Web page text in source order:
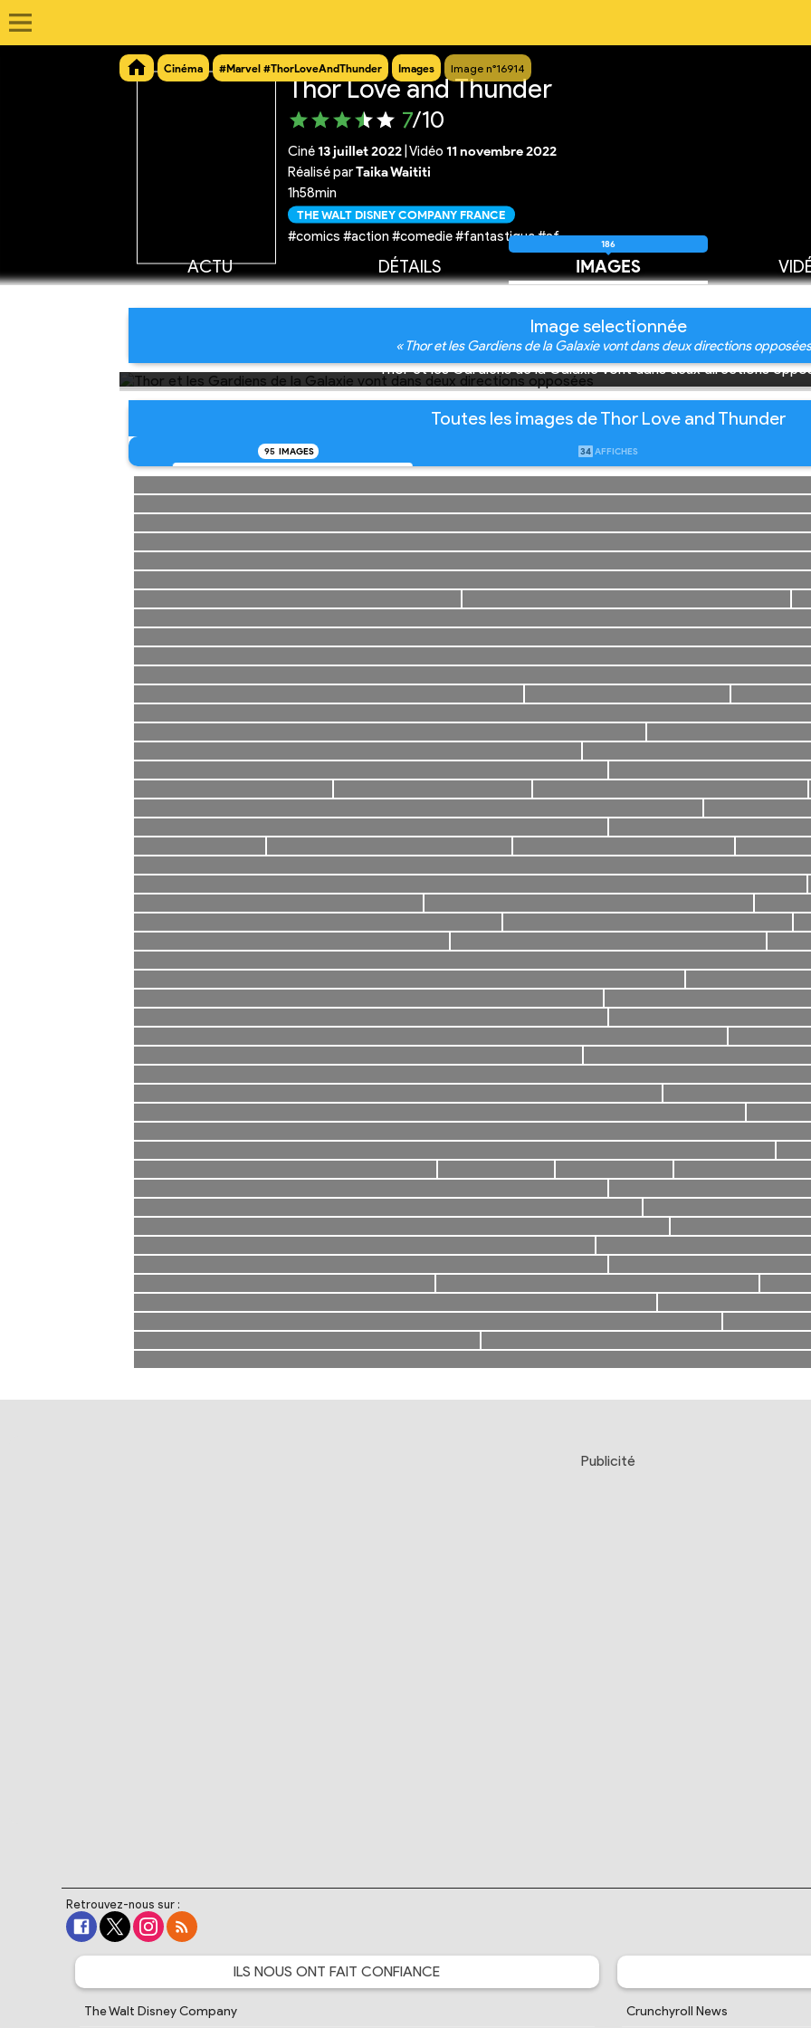
Cinéma #Marvel #ThorLoveAndThunder Images Image n°16914
Thor Love and Thunder
7/10
Ciné13 juillet 2022 Vidéo 11 novembre 2022
Réalisé parTaika Waititi
1h58min
THE WALT DISNEY COMPANY FRANCE
#comics #action #comedie #fantastique #sf
ACTU DÉTAILS IMAGES
186
Image selectionnée
« Thor et les Gardiens de la Galaxie vont dans deux directions
Thor et les Gardiens de la Galaxie vont dans deux directions
Toutes les images de Thor Love and Thunder
95 IMAGES 34 AFFICHES
Publicité
Retrouvez-nous sur :
ILS NOUS ONT FAIT CONFIANCE
The Walt Disney Company Crunchyroll News